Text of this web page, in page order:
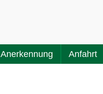
Anerkennung Anfahrt